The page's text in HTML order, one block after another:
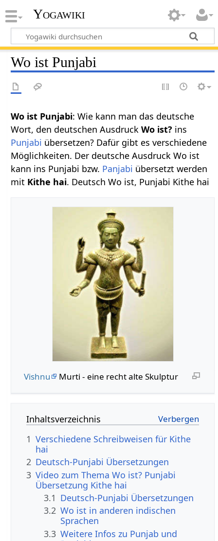
Yogawiki
Wo ist Punjabi
Wo ist Punjabi: Wie kann man das deutsche
Wort, den deutschen AusdruckWo ist? ins
Punjabi übersetzen? Dafür gibt es verschiedene
Möglichkeiten. Der deutsche Ausdruck Wo ist
kann ins Punjabi bzw. Panjabi übersetzt werden
mit Kithe hai. Deutsch Wo ist, Punjabi Kithe hai
Vishnu Murti - eine recht alte Skulptur
Inhaltsverzeichnis
1 Verschiedene Schreibweisen für Kithe
hai
2 Deutsch-Punjabi Übersetzungen
3 Video zum Thema Wo ist? Punjabi
Übersetzung Kithe hai
3.1 Deutsch-Punjabi Übersetzungen
3.2 Wo ist in anderen indischen
Sprachen
3.3 Weitere Infos zu Punjab und